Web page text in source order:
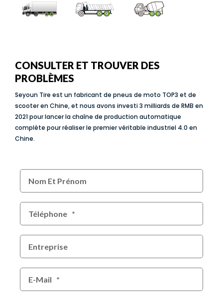
CONSULTER ET TROUVER DES
PROBLÈMES
Seyoun Tire est un fabricant de pneus de moto TOP3 et de
scooter en Chine, et nous avons investi 3 milliards de RMB en
2021 pour lancer la chaîne de production automatique
complète pour réaliser le premier véritable industriel 4.0 en
Chine.